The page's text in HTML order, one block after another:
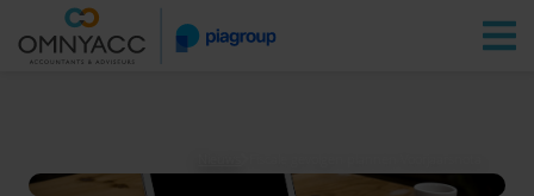
Vestigingen Zoeken